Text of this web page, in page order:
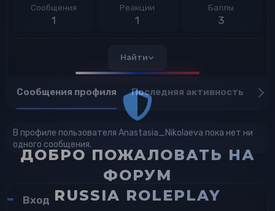
Сообщения
1
Реакции
1
Баллы
3
Найти
Сообщения профиля Последняя активность
В профиле пользователя Anastasia_Nikolaeva пока нет ни
одного сообщения.
Вход
ДОБРО ПОЖАЛОВАТЬ НА
ФОРУМ
RUSSIA ROLEPLAY